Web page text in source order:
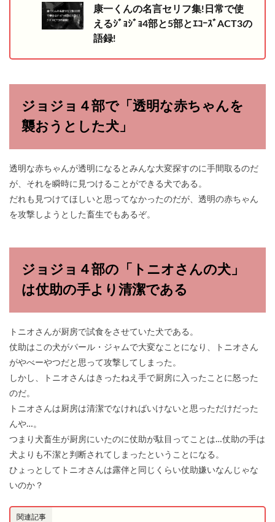
康一くんの名言セリフ集!日常で使
えるｼﾞｮｼﾞｮ4部と5部とｴｺｰｽﾞACT3の
語録!
ジョジョ４部で「透明な赤ちゃんを
襲おうとした犬」
透明な赤ちゃんが透明になるとみんな大変探すのに手間取るのだ
が、それを瞬時に見つけることができる犬である。
だれも見つけてほしいと思ってなかったのだが、透明の赤ちゃん
を攻撃しようとした畜生でもあるぞ。
ジョジョ４部の「トニオさんの犬」
は仗助の手より清潔である
トニオさんが厨房で試食をさせていた犬である。
仗助はこの犬がパール・ジャムで大変なことになり、トニオさん
がやべーやつだと思って攻撃してしまった。
しかし、トニオさんはきったねえ手で厨房に入ったことに怒った
のだ。
トニオさんは厨房は清潔でなければいけないと思っただけだった
んや…。
つまり犬畜生が厨房にいたのに仗助が駄目ってことは…仗助の手は
犬よりも不潔と判断されてしまったということになる。
ひょっとしてトニオさんは露伴と同じくらい仗助嫌いなんじゃな
いのか？
関連記事